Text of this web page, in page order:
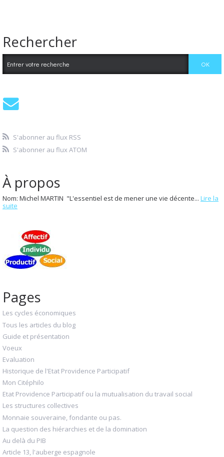
Rechercher
S'abonner au flux RSS
S'abonner au flux ATOM
À propos
Nom: Michel MARTIN "L'essentiel est de mener une vie décente... Lire la
suite
Pages
Les cycles économiques
Tous les articles du blog
Guide et présentation
Voeux
Evaluation
Historique de l'Etat Providence Participatif
Mon Citéphilo
Etat Providence Participatif ou la mutualisation du travail social
Les structures collectives
Monnaie souveraine, fondante ou pas.
La question des hiérarchies et de la domination
Au delà du PIB
Article 13, l'auberge espagnole